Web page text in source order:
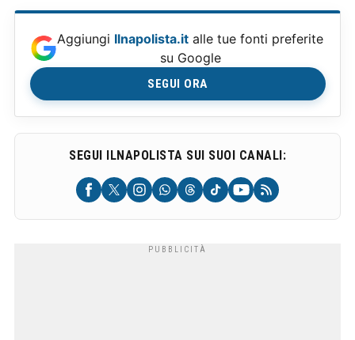
Aggiungi Ilnapolista.it alle tue fonti preferite
su Google
SEGUI ORA
SEGUI ILNAPOLISTA SUI SUOI CANALI: